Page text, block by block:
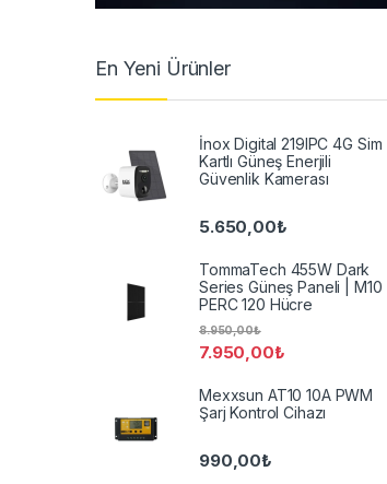
En Yeni Ürünler
İnox Digital 219IPC 4G Sim
Kartlı Güneş Enerjili
Güvenlik Kamerası
5.650,00₺
TommaTech 455W Dark
Series Güneş Paneli | M10
PERC 120 Hücre
7.950,00₺
8.950,00₺
Mexxsun AT10 10A PWM
Şarj Kontrol Cihazı
990,00₺